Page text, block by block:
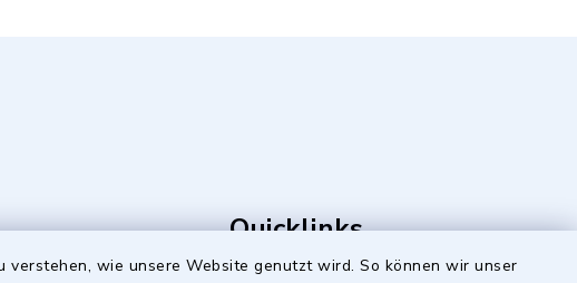
wie unsere Website genutzt wird. So können wir unser
Quicklinks